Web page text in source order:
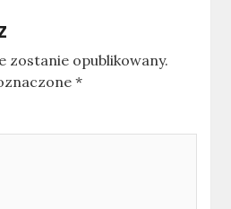
zostanie opublikowany.
*